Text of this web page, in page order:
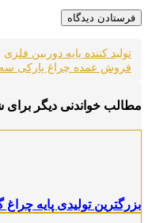
تولید کننده پایه دوربین فلزی
فروش عمده چراغ پارکی سه
خواندنی دیگر برای
بزرگترین تولیدی پایه چراغ